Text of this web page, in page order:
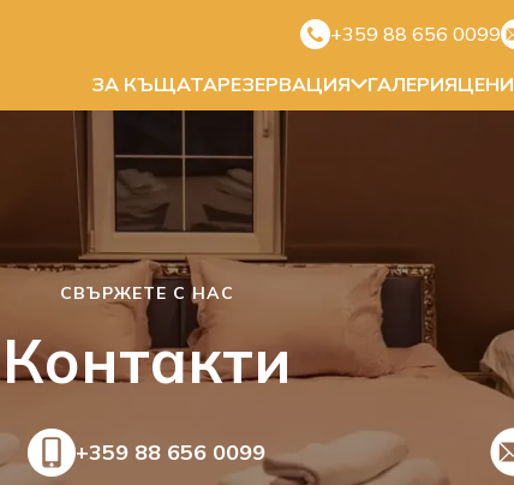
+359 88 656 0099
ЗА КЪЩАТАРЕЗЕРВАЦИЯ ГАЛЕРИЯЦЕНИ
СВЪРЖЕТЕ С НАС
Контакти
+359 88 656 0099